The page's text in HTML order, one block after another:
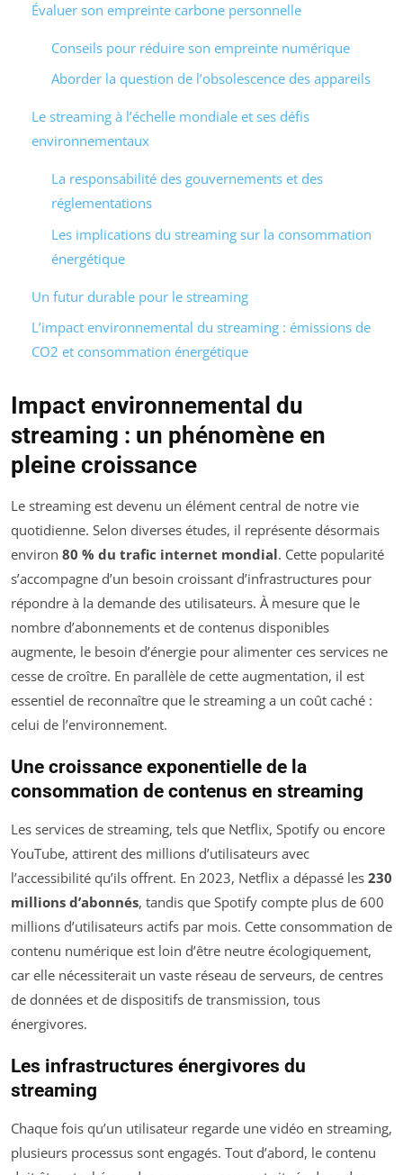
Évaluer son empreinte carbone personnelle
Conseils pour réduire son empreinte numérique
Aborder la question de l’obsolescence des appareils
Le streaming à l’échelle mondiale et ses défis
environnementaux
La responsabilité des gouvernements et des
réglementations
Les implications du streaming sur la consommation
énergétique
Un futur durable pour le streaming
L’impact environnemental du streaming : émissions de
CO2 et consommation énergétique
Impact environnemental du
streaming : un phénomène en
pleine croissance
Le streaming est devenu un élément central de notre vie
quotidienne. Selon diverses études, il représente désormais
environ 80 % du trafic internet mondial. Cette popularité
s’accompagne d’un besoin croissant d’infrastructures pour
répondre à la demande des utilisateurs. À mesure que le
nombre d’abonnements et de contenus disponibles
augmente, le besoin d’énergie pour alimenter ces services ne
cesse de croître. En parallèle de cette augmentation, il est
essentiel de reconnaître que le streaming a un coût caché :
celui de l’environnement.
Une croissance exponentielle de la
consommation de contenus en streaming
Les services de streaming, tels que Netflix, Spotify ou encore
YouTube, attirent des millions d’utilisateurs avec
l’accessibilité qu’ils offrent. En 2023, Netflix a dépassé les 230
millions d’abonnés, tandis que Spotify compte plus de 600
millions d’utilisateurs actifs par mois. Cette consommation de
contenu numérique est loin d’être neutre écologiquement,
car elle nécessiterait un vaste réseau de serveurs, de centres
de données et de dispositifs de transmission, tous
énergivores.
Les infrastructures énergivores du
streaming
Chaque fois qu’un utilisateur regarde une vidéo en streaming,
plusieurs processus sont engagés. Tout d’abord, le contenu